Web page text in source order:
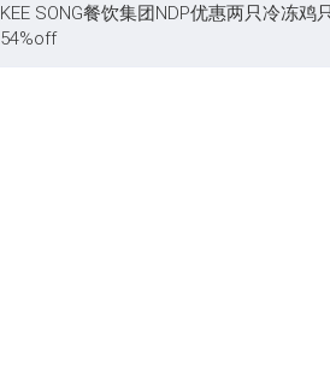
KEE SONG餐饮集团NDP优惠两只冷冻
54%off